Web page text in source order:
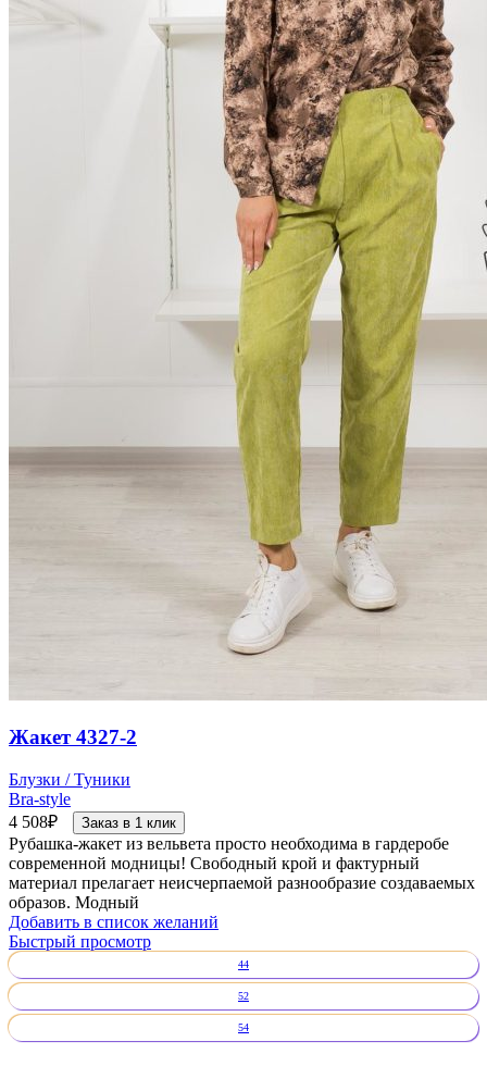
Жакет 4327-2
Блузки / Туники
Bra-style
4 508₽ Заказ в 1 клик
Рубашка-жакет из вельвета просто необходима в гардеробе
современной модницы! Свободный крой и фактурный
материал прелагает неисчерпаемой разнообразие создаваемых
образов. Модный
Добавить в список желаний
Быстрый просмотр
44
52
54